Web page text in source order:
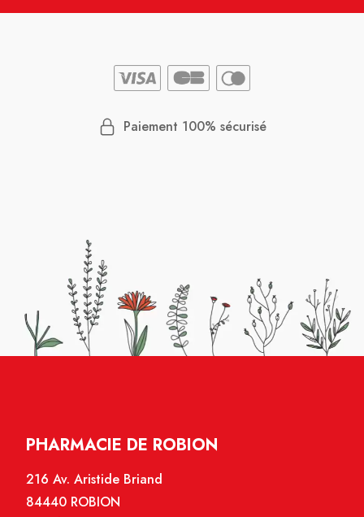
Paiement 100% sécurisé
PHARMACIE DE ROBION
216 Av. Aristide Briand
84440 ROBION